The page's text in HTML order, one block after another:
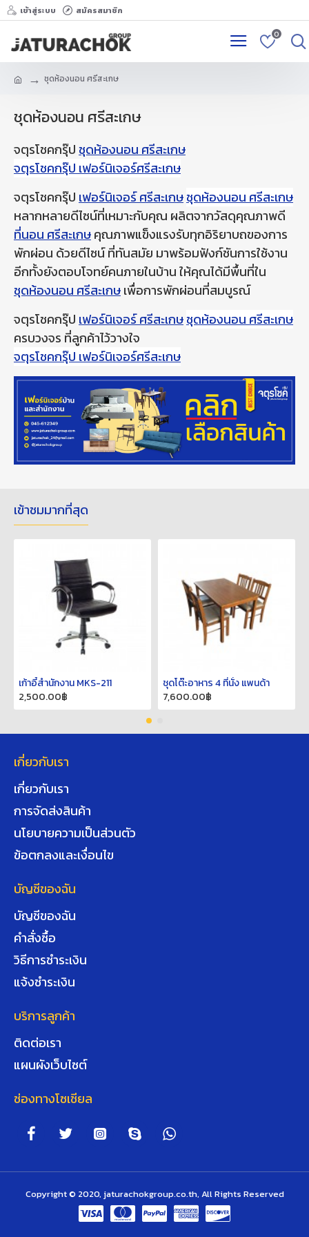
เข้าสู่ระบบ สมัครสมาชิก
0
ชุดห้องนอน ศรีสะเกษ
ชุดห้องนอน ศรีสะเกษ
จตุรโชคกรุ๊ปชุดห้องนอน ศรีสะเกษ
จตุรโชคกรุ๊ป เฟอร์นิเจอร์ศรีสะเกษ
จตุรโชคกรุ๊ป เฟอร์นิเจอร์ ศรีสะเกษชุดห้องนอน ศรีสะเกษ
หลากหลายดีไซน์ที่เหมาะกับคุณ ผลิตจากวัสดุคุณภาพดี
ที่นอน ศรีสะเกษคุณภาพแข็งแรงรับทุกอิริยาบถของการ
พักผ่อน ด้วยดีไซน์ ที่ทันสมัย มาพร้อมฟังก์ชันการใช้งาน
อีกทั้งยังตอบโจทย์คนภายในบ้าน ให้คุณได้มีพื้นที่ใน
ชุดห้องนอน ศรีสะเกษเพื่อการพักผ่อนที่สมบูรณ์
จตุรโชคกรุ๊ป เฟอร์นิเจอร์ ศรีสะเกษชุดห้องนอน ศรีสะเกษ
ครบวงจร ที่ลูกค้าไว้วางใจ
จตุรโชคกรุ๊ป เฟอร์นิเจอร์ศรีสะเกษ
เข้าชมมากที่สุด
เก้าอี้สำนักงาน MKS-211
2,500.00฿
ชุดโต๊ะอาหาร 4 ที่นั่ง แพนด้า
7,600.00฿
เกี่ยวกับเรา
เกี่ยวกับเรา
การจัดส่งสินค้า
นโยบายความเป็นส่วนตัว
ข้อตกลงและเงื่อนไข
บัญชีของฉัน
บัญชีของฉัน
คำสั่งซื้อ
วิธีการชำระเงิน
แจ้งชำระเงิน
บริการลูกค้า
ติดต่อเรา
แผนผังเว็บไซต์
ช่องทางโซเชียล
Copyright © 2020, jaturachokgroup.co.th, All Rights Reserved